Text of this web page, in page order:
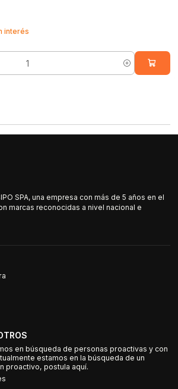
interés
SPA, una empresa con más de 5 años en el
marcas reconocidas a nivel nacional e
en búsqueda de personas proactivas y con
estamos en la búsqueda de un
proactivo, postula aquí.